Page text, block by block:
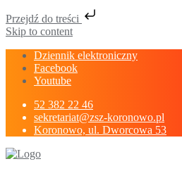
Przejdź do treści
Skip to content
Dziennik elektroniczny
Facebook
Youtube
52 382 22 46
sekretariat@zsz-koronowo.pl
Koronowo, ul. Dworcowa 53